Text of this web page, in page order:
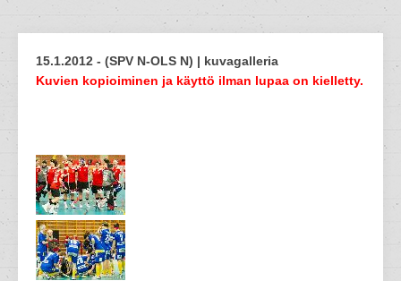
15.1.2012 - (SPV N-OLS N) | kuvagalleria
Kuvien kopioiminen ja käyttö ilman lupaa on kielletty.